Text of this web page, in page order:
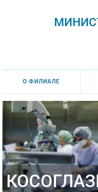
О ФИЛИАЛЕ